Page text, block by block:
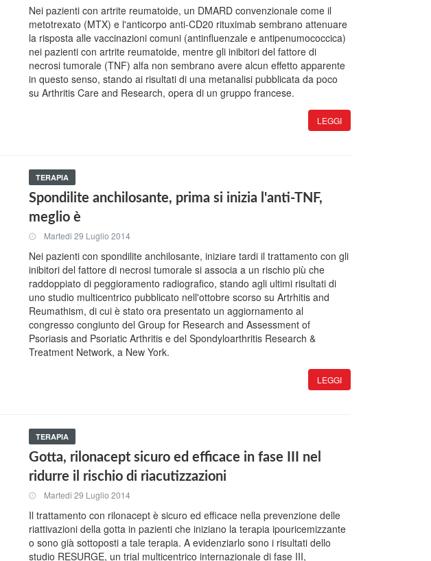
Nei pazienti con artrite reumatoide, un DMARD convenzionale come il
metotrexato (MTX) e l'anticorpo anti-CD20 rituximab sembrano attenuare
la risposta alle vaccinazioni comuni (antinfluenzale e antipenumococcica)
nei pazienti con artrite reumatoide, mentre gli inibitori del fattore di
necrosi tumorale (TNF) alfa non sembrano avere alcun effetto apparente
in questo senso, stando ai risultati di una metanalisi pubblicata da poco
su Arthritis Care and Research, opera di un gruppo francese.
LEGGI
TERAPIA
Spondilite anchilosante, prima si inizia l'anti-TNF,
meglio è
Martedi 29 Luglio 2014
Nei pazienti con spondilite anchilosante, iniziare tardi il trattamento con gli
inibitori del fattore di necrosi tumorale si associa a un rischio più che
raddoppiato di peggioramento radiografico, stando agli ultimi risultati di
uno studio multicentrico pubblicato nell'ottobre scorso su Artrhitis and
Reumathism, di cui è stato ora presentato un aggiornamento al
congresso congiunto del Group for Research and Assessment of
Psoriasis and Psoriatic Arthritis e del Spondyloarthritis Research &
Treatment Network, a New York.
LEGGI
TERAPIA
Gotta, rilonacept sicuro ed efficace in fase III nel
ridurre il rischio di riacutizzazioni
Martedi 29 Luglio 2014
Il trattamento con rilonacept è sicuro ed efficace nella prevenzione delle
riattivazioni della gotta in pazienti che iniziano la terapia ipouricemizzante
o sono già sottoposti a tale terapia. A evidenziarlo sono i risultati dello
studio RESURGE, un trial multicentrico internazionale di fase III,